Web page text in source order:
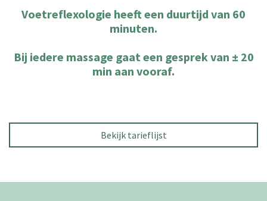
Voetreflexologie heeft een duurtijd van 60
minuten.
Bij iedere massage gaat een gesprek van ± 20
min aan vooraf.
Bekijk tarieflijst